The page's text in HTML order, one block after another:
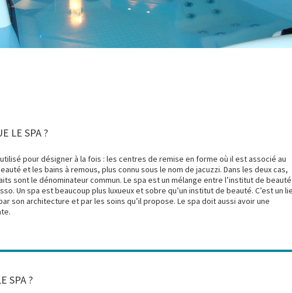
LE SPA ?
pour désigner à la fois : les centres de remise en forme où il est associé au
et les bains à remous, plus connu sous le nom de jacuzzi. Dans les deux cas,
sont le dénominateur commun. Le spa est un mélange entre l’institut de
Un spa est beaucoup plus luxueux et sobre qu’un institut de beauté. C’est un
son architecture et par les soins qu’il propose. Le spa doit aussi avoir une
SPA ?